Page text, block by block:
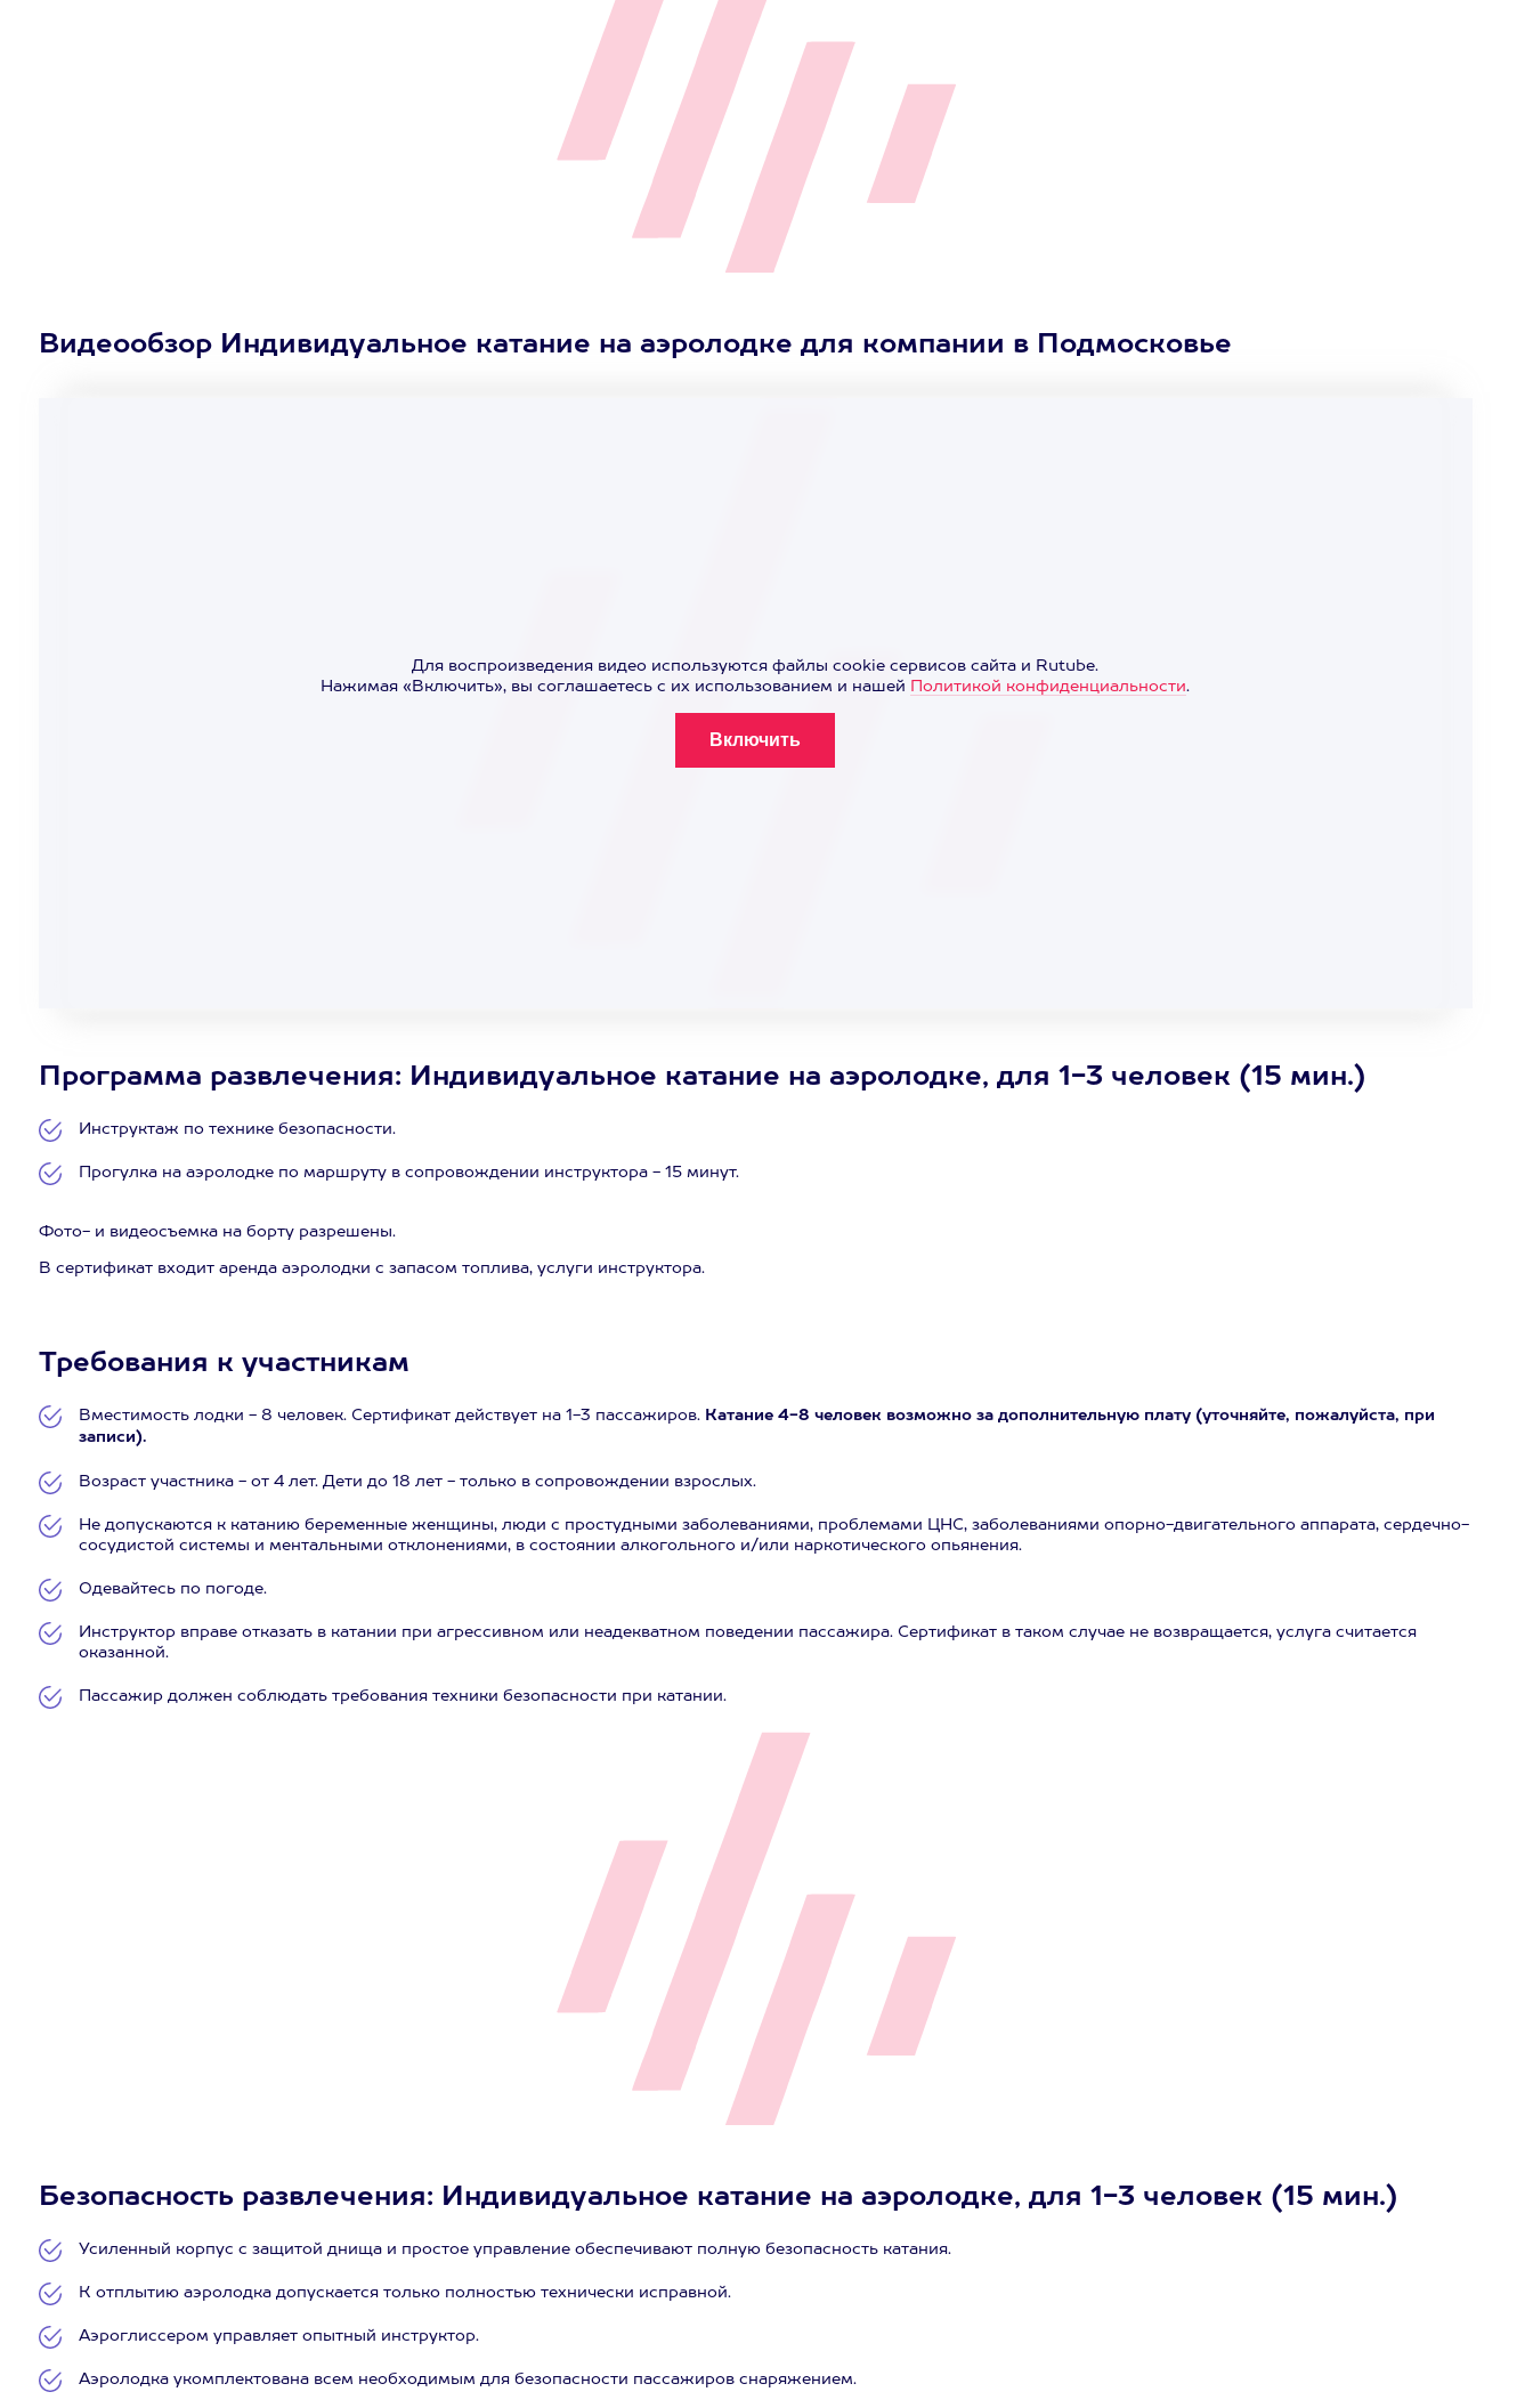
Видеообзор Индивидуальное катание на аэролодке для компании в Подмосковье
Для воспроизведения видео используются файлы cookie сервисов сайта и Rutube.
Нажимая «Включить», вы соглашаетесь с их использованием и нашей Политикой конфиденциальности.
Программа развлечения: Индивидуальное катание на аэролодке, для 1-3 человек (15 мин.)
Инструктаж по технике безопасности.
Прогулка на аэролодке по маршруту в сопровождении инструктора - 15 минут.
Фото- и видеосъемка на борту разрешены.
В сертификат входит аренда аэролодки с запасом топлива, услуги инструктора.
Требования к участникам
Вместимость лодки - 8 человек. Сертификат действует на 1-3 пассажиров. Катание 4-8 человек возможно за дополнительную плату (уточняйте, пожалуйста, при
записи).
Возраст участника - от 4 лет. Дети до 18 лет - только в сопровождении взрослых.
Не допускаются к катанию беременные женщины, люди с простудными заболеваниями, проблемами ЦНС, заболеваниями опорно-двигательного аппарата, сердечно-
сосудистой системы и ментальными отклонениями, в состоянии алкогольного и/или наркотического опьянения.
Одевайтесь по погоде.
Инструктор вправе отказать в катании при агрессивном или неадекватном поведении пассажира. Сертификат в таком случае не возвращается, услуга считается
оказанной.
Пассажир должен соблюдать требования техники безопасности при катании.
Безопасность развлечения: Индивидуальное катание на аэролодке, для 1-3 человек (15 мин.)
Усиленный корпус с защитой днища и простое управление обеспечивают полную безопасность катания.
К отплытию аэролодка допускается только полностью технически исправной.
Аэроглиссером управляет опытный инструктор.
Аэролодка укомплектована всем необходимым для безопасности пассажиров снаряжением.